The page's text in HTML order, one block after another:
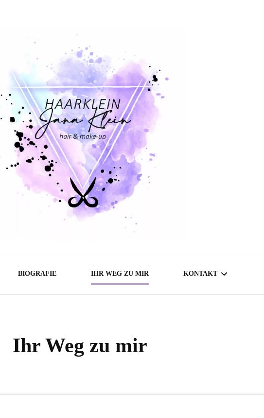
BIOGRAFIE IHR WEG ZU MIR KONTAKT
Ihr Weg zu mir